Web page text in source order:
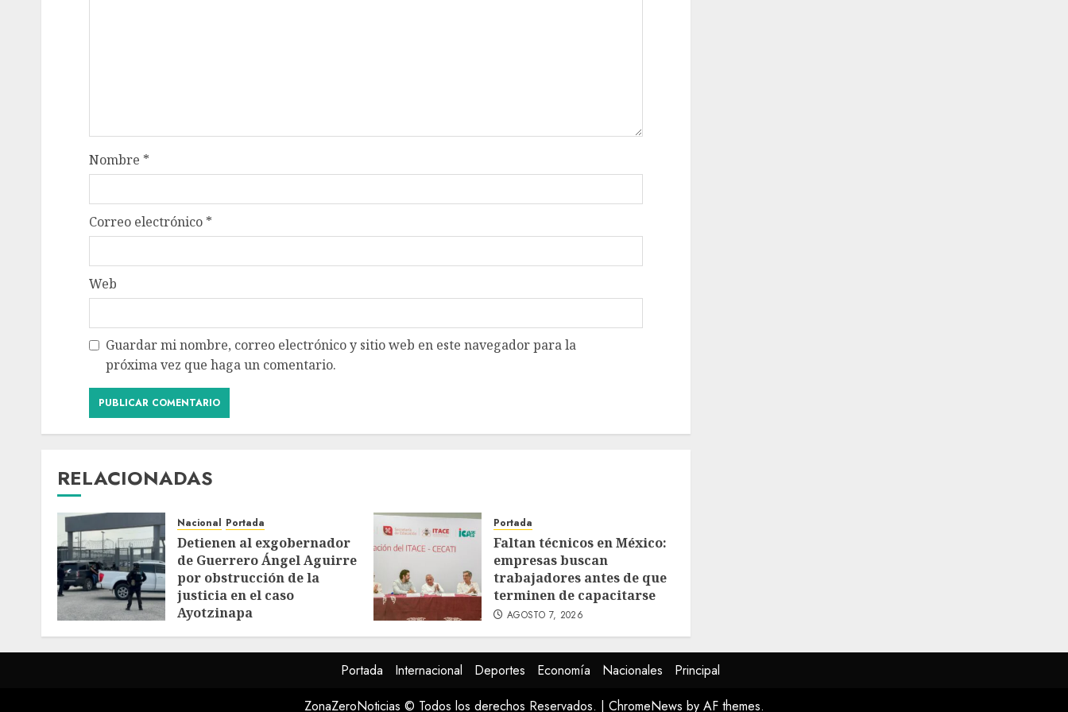
Nombre *
Correo electrónico *
Web
Guardar mi nombre, correo electrónico y sitio web en este navegador para la
próxima vez que haga un comentario.
RELACIONADAS
Nacional Portada
Detienen al exgobernador
de Guerrero Ángel Aguirre
por obstrucción de la
justicia en el caso
Ayotzinapa
Portada
Faltan técnicos en México:
empresas buscan
trabajadores antes de que
terminen de capacitarse
AGOSTO 7, 2026
Portada Internacional Deportes Economía Nacionales
Principal
ZonaZeroNoticias © Todos los derechos Reservados. | ChromeNews by AF themes.